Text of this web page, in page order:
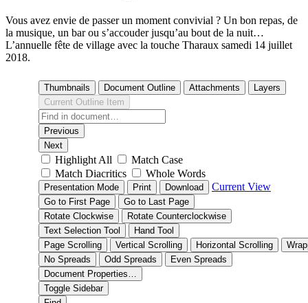
Vous avez envie de passer un moment convivial ? Un bon repas, de
la musique, un bar ou s’accouder jusqu’au bout de la nuit…
L’annuelle fête de village avec la touche Tharaux samedi 14 juillet
2018.